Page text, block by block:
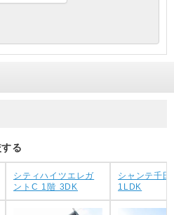
る
シティハイツエレガ
ントC 1階 3DK
シャンテ千
1LDK